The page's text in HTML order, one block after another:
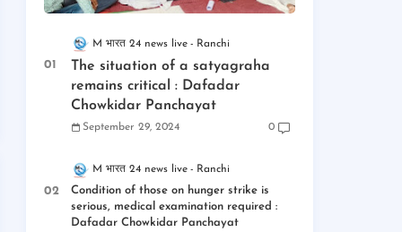
M भारत 24 news live Ranchi
The situation of a satyagraha
remains critical : Dafadar
Chowkidar Panchayat
September 29, 2024 0
M भारत 24 news live Ranchi
Condition of those on hunger strike is
serious, medical examination required :
Dafadar Chowkidar Panchayat